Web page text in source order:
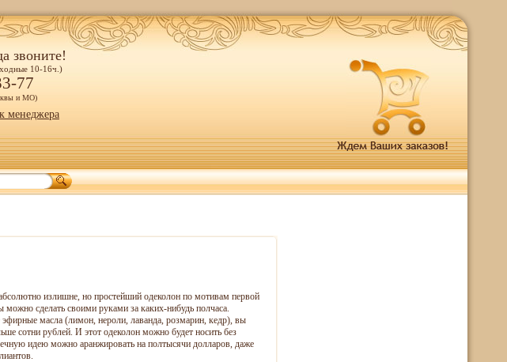
звоните!
10-16ч.)
77
и МО)
менеджера
излишне, но простейший одеколон по мотивам первой
можно сделать своими руками за каких-нибудь полчаса.
эфирные масла (лимон, нероли, лаванда, розмарин, кедр), вы
сотни рублей. И этот одеколон можно будет носить без
идею можно аранжировать на полтысячи долларов, даже